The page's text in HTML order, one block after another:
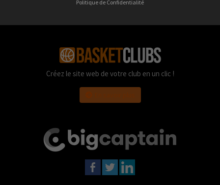
Politique de Confidentialité
Créez le site web de votre club en un clic !